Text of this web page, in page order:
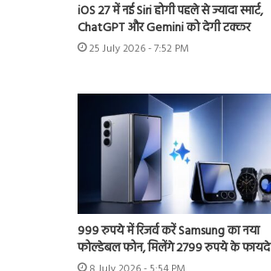
iOS 27 में नई Siri होगी पहले से ज्यादा स्मार्ट,
ChatGPT और Gemini को देगी टक्कर
25 July 2026 - 7:52 PM
999 रुपये में रिजर्व करें Samsung का नया
फोल्डेबल फोन, मिलेंगे 2799 रुपये के फायदे